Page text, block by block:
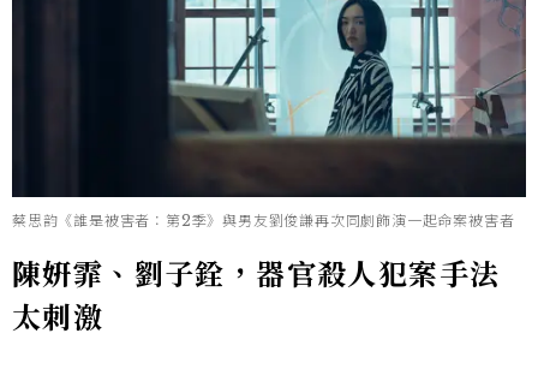
蔡思韵《誰是被害者：第2季》與男友劉俊謙再次同劇飾演一起命案被害者
陳姸霏、劉子銓， 器官殺人犯案手法
太刺激